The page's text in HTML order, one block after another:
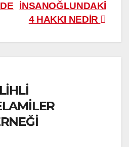
İNSANOĞLUNDAKİ
4 HAKKI NEDİR